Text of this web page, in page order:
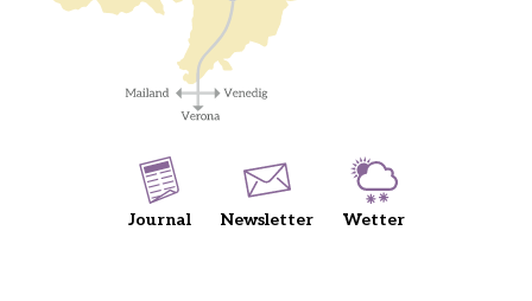
Journal Newsletter Wetter